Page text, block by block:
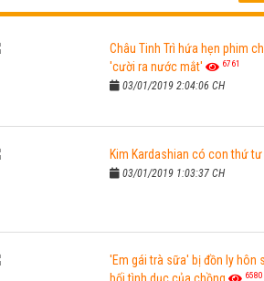
Châu Tinh Trì hứa hẹn phim
'cười ra nước mắt'
6761
03/01/2019 2:04:06 CH
Kim Kardashian có con thứ tư
03/01/2019 1:03:37 CH
'Em gái trà sữa' bị đồn ly hôn
6580